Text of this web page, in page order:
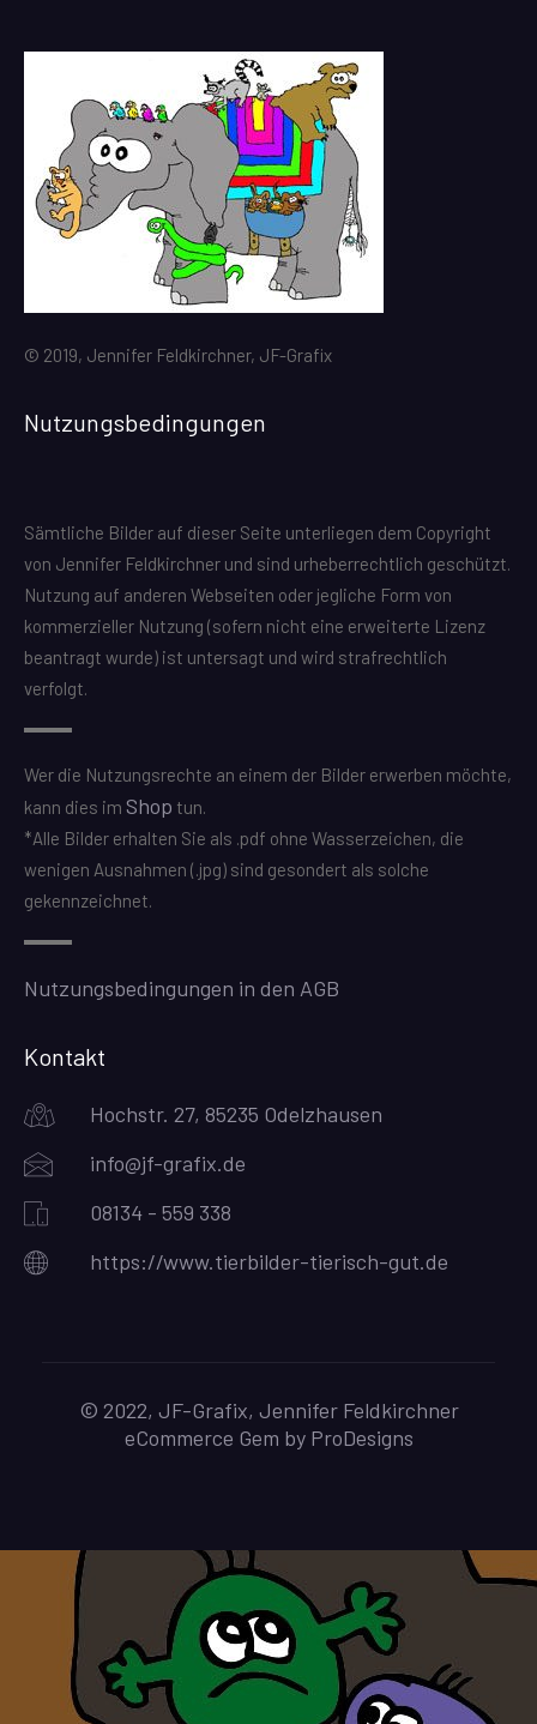
© 2019, Jennifer Feldkirchner, JF-Grafix
Nutzungsbedingungen
Sämtliche Bilder auf dieser Seite unterliegen dem Copyright
von Jennifer Feldkirchner und sind urheberrechtlich geschützt.
Nutzung auf anderen Webseiten oder jegliche Form von
kommerzieller Nutzung (sofern nicht eine erweiterte Lizenz
beantragt wurde) ist untersagt und wird strafrechtlich
verfolgt.
Wer die Nutzungsrechte an einem der Bilder erwerben möchte,
kann dies im Shop tun.
*Alle Bilder erhalten Sie als .pdf ohne Wasserzeichen, die
wenigen Ausnahmen (.jpg) sind gesondert als solche
gekennzeichnet.
Nutzungsbedingungen in den AGB
Kontakt
Hochstr. 27, 85235 Odelzhausen
info@jf-grafix.de
08134 - 559 338
https://www.tierbilder-tierisch-gut.de
© 2022, JF-Grafix, Jennifer Feldkirchner
eCommerce Gem by ProDesigns